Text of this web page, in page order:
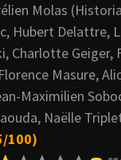
Molas
Hubert Delattre,
Charlotte Geiger,
Masure,
Maximilien
Naëlle
100)